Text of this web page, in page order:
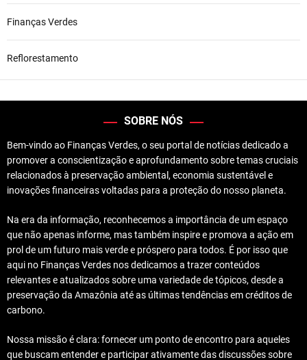
Finanças Verdes
Reflorestamento
SOBRE NÓS
Bem-vindo ao Finanças Verdes, o seu portal de notícias dedicado a
promover a conscientização e aprofundamento sobre temas cruciais
relacionados à preservação ambiental, economia sustentável e
inovações financeiras voltadas para a proteção do nosso planeta.
Na era da informação, reconhecemos a importância de um espaço
que não apenas informe, mas também inspire e promova a ação em
prol de um futuro mais verde e próspero para todos. É por isso que
aqui no Finanças Verdes nos dedicamos a trazer conteúdos
relevantes e atualizados sobre uma variedade de tópicos, desde a
preservação da Amazônia até as últimas tendências em créditos de
carbono.
Nossa missão é clara: fornecer um ponto de encontro para aqueles
que buscam entender e participar ativamente das discussões sobre